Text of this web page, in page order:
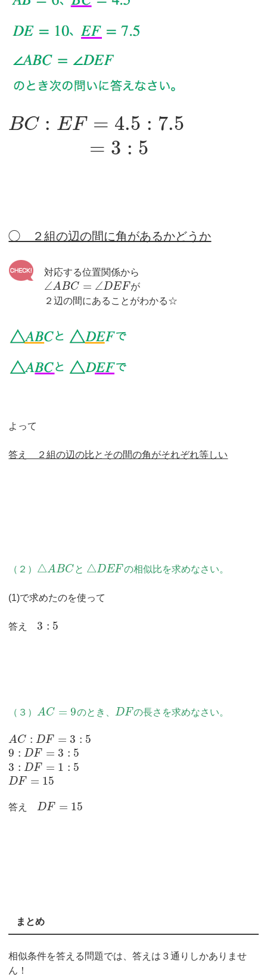
BC : EF = 4.5 : 7.5
= 3 : 5
◯ ２組の辺の間に角があるかどうか
対応する位置関係から
∠ABC = ∠DEF が
２辺の間にあることがわかる☆
よって
答え ２組の辺の比とその間の角がそれぞれ等しい
（２） △ABC と △DEFの相似比を求めなさい。
(1)で求めたのを使って
答え 3 : 5
（３） AC = 9のとき、 DF の長さを求めなさい。
AC : DF = 3 : 5
9 : DF = 3 : 5
3 : DF = 1 : 5
DF = 15
答え DF = 15
まとめ
相似条件を答える問題では、答えは３通りしかありませ
ん！